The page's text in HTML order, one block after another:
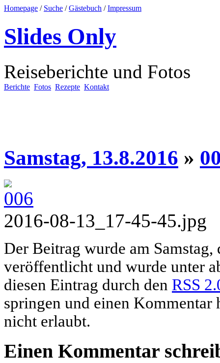
Homepage / Suche /Gästebuch /Impressum
Slides Only
Reiseberichte und Fotos
Berichte Fotos Rezepte Kontakt
Samstag, 13.8.2016 »
2016-08-13_17-45-45.jpg
Der Beitrag wurde am
veröffentlicht und wurde unter
diesen Eintrag durch den RSS
springen und einen
nicht erlaubt.
Einen Kommentar